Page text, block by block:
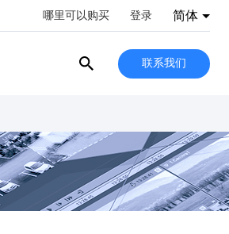
哪里可以购买 登录 简体
联系我们